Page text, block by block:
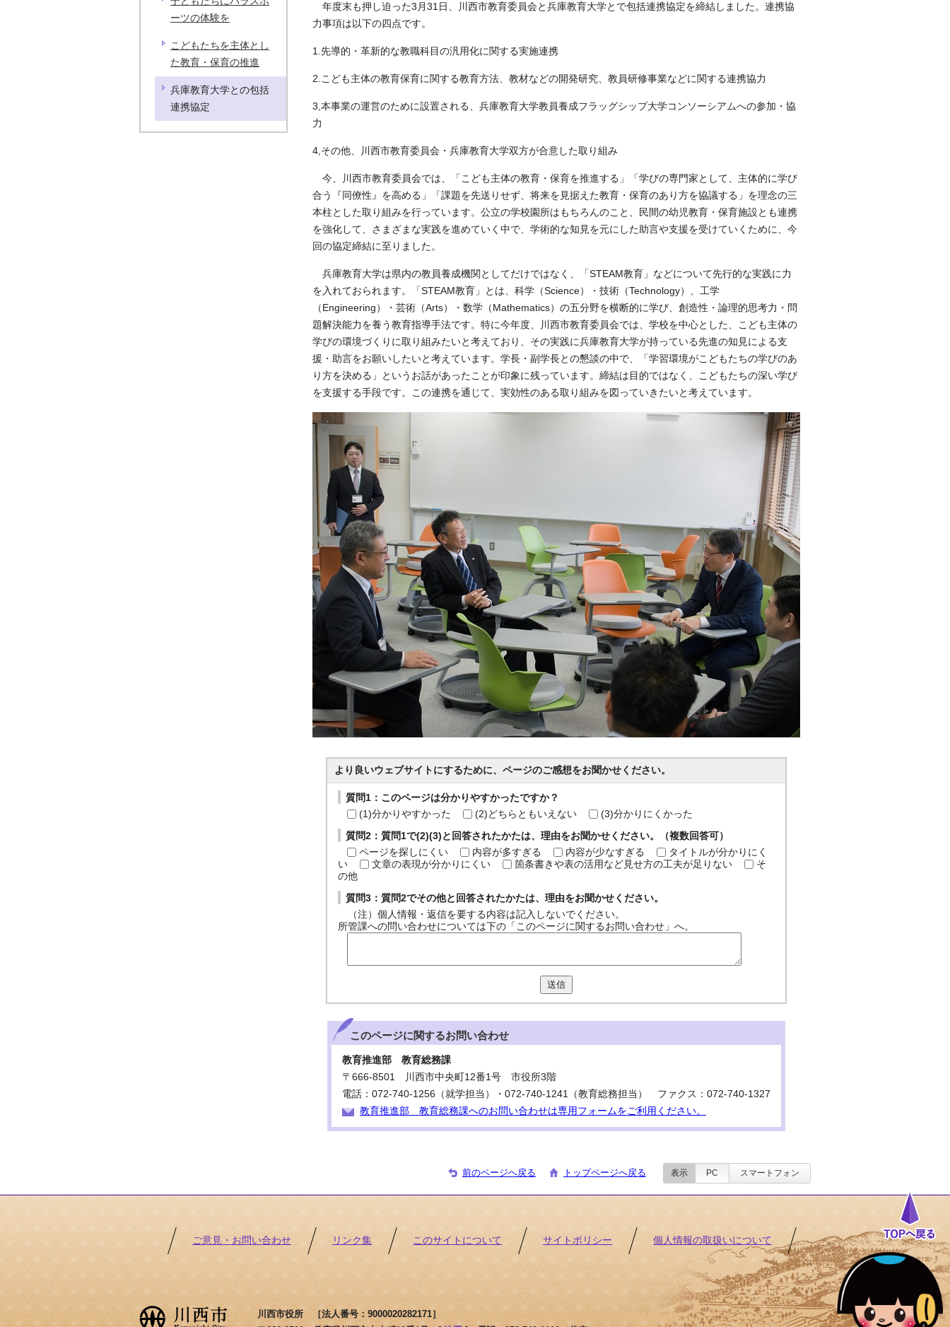
年度末も押し迫った3月31日、川西市教育委員会と兵庫教育大学とで包括連携協定を締結しました。連携協
力事項は以下の四点です。
1.先導的・革新的な教職科目の汎用化に関する実施連携
2.こども主体の教育保育に関する教育方法、教材などの開発研究、教員研修事業などに関する連携協力
3,本事業の運営のために設置される、兵庫教育大学教員養成フラッグシップ大学コンソーシアムへの参加・協
力
4,その他、川西市教育委員会・兵庫教育大学双方が合意した取り組み
今、川西市教育委員会では、「こども主体の教育・保育を推進する」「学びの専門家として、主体的に学び
合う『同僚性』を高める」「課題を先送りせず、将来を見据えた教育・保育のあり方を協議する」を理念の三
本柱とした取り組みを行っています。公立の学校園所はもちろんのこと、民間の幼児教育・保育施設とも連携
を強化して、さまざまな実践を進めていく中で、学術的な知見を元にした助言や支援を受けていくために、今
回の協定締結に至りました。
兵庫教育大学は県内の教員養成機関としてだけではなく、「STEAM教育」などについて先行的な実践に力
を入れておられます。「STEAM教育」とは、科学（Science）・技術（Technology）、工学
（Engineering）・芸術（Arts）・数学（Mathematics）の五分野を横断的に学び、創造性・論理的思考力・問
題解決能力を養う教育指導手法です。特に今年度、川西市教育委員会では、学校を中心とした、こども主体の
学びの環境づくりに取り組みたいと考えており、その実践に兵庫教育大学が持っている先進の知見による支
援・助言をお願いしたいと考えています。学長・副学長との懇談の中で、「学習環境がこどもたちの学びのあ
り方を決める」というお話があったことが印象に残っています。締結は目的ではなく、こどもたちの深い学び
を支援する手段です。この連携を通じて、実効性のある取り組みを図っていきたいと考えています。
より良いウェブサイトにするために、ページのご感想をお聞かせください。
質問1：このページは分かりやすかったですか？
(1)分かりやすかった
(2)どちらともいえない (3)分かりにくかった
質問2：質問1で(2)(3)と回答されたかたは、理由をお聞かせください。（複数回答可）
ページを探しにくい
内容が多すぎる 内容が少なすぎる
タイトルが分かりにく
い
文章の表現が分かりにくい 箇条書きや表の活用など見せ方の工夫が足りない
そ
の他
質問3：質問2でその他と回答されたかたは、理由をお聞かせください。
（注）個人情報・返信を要する内容は記入しないでください。
所管課への問い合わせについては下の「このページに関するお問い合わせ」へ。
送信
このページに関するお問い合わせ
教育推進部 教育総務課
〒666-8501 川西市中央町12番1号 市役所3階
電話：072-740-1256（就学担当）・072-740-1241（教育総務担当） ファクス：072-740-1327
教育推進部 教育総務課へのお問い合わせは専用フォームをご利用ください。
ーツの体験を
こどもたちを主体とし
た教育・保育の推進
兵庫教育大学との包括
連携協定
前のページへ戻る トップページへ戻る 表示 PC スマートフォン
ご意見・お問い合わせ リンク集 このサイトについて サイトポリシー 個人情報の取扱いについて
川西市役所 ［法人番号：9000020282171］